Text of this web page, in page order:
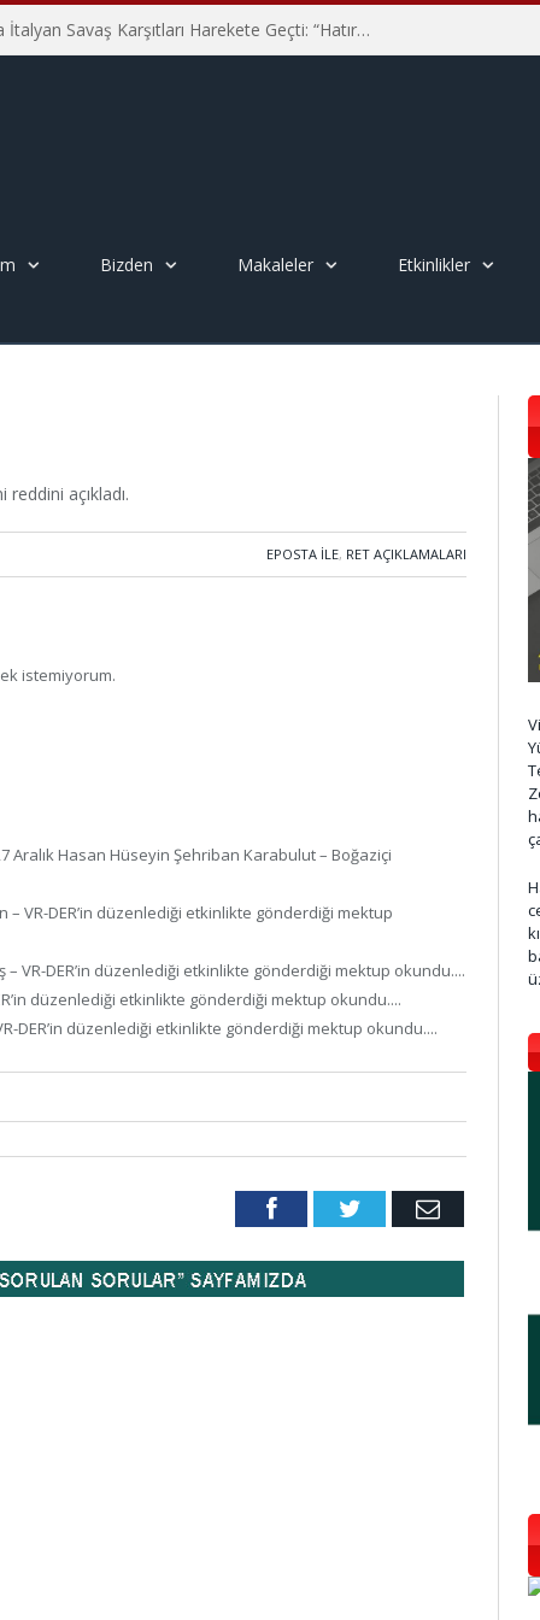
Hiroşima’nın 81. Yılında İtalyan Savaş Karşıtları Harekete Geçti: “Hatırlamak yeterli değil”
Bizden Makaleler Etkinlikler
açıkladı.
EPOSTA ILE, RET AÇIKLAMALARI
istemiyorum.
Aralık Hasan Hüseyin Şehriban Karabulut – Boğaziçi
– VR-DER’in düzenlediği etkinlikte gönderdiği mektup
– VR-DER’in düzenlediği etkinlikte gönderdiği mektup okundu....
düzenlediği etkinlikte gönderdiği mektup okundu....
DER’in düzenlediği etkinlikte gönderdiği mektup okundu....
FacebookTwitter Email